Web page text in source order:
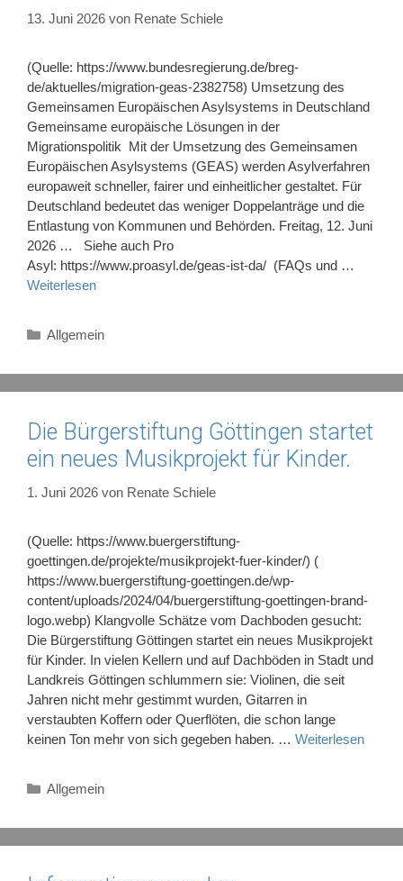
13. Juni 2026 von Renate Schiele
(Quelle: https://www.bundesregierung.de/breg-
de/aktuelles/migration-geas-2382758) Umsetzung des
Gemeinsamen Europäischen Asylsystems in Deutschland
Gemeinsame europäische Lösungen in der
Migrationspolitik Mit der Umsetzung des Gemeinsamen
Europäischen Asylsystems (GEAS) werden Asylverfahren
europaweit schneller, fairer und einheitlicher gestaltet. Für
Deutschland bedeutet das weniger Doppelanträge und die
Entlastung von Kommunen und Behörden. Freitag, 12. Juni
2026 … Siehe auch Pro
Asyl: https://www.proasyl.de/geas-ist-da/ (FAQs und …
Weiterlesen
Kategorien
Allgemein
Die Bürgerstiftung Göttingen startet
ein neues Musikprojekt für Kinder.
1. Juni 2026 von Renate Schiele
(Quelle: https://www.buergerstiftung-
goettingen.de/projekte/musikprojekt-fuer-kinder/) (
https://www.buergerstiftung-goettingen.de/wp-
content/uploads/2024/04/buergerstiftung-goettingen-brand-
logo.webp) Klangvolle Schätze vom Dachboden gesucht:
Die Bürgerstiftung Göttingen startet ein neues Musikprojekt
für Kinder. In vielen Kellern und auf Dachböden in Stadt und
Landkreis Göttingen schlummern sie: Violinen, die seit
Jahren nicht mehr gestimmt wurden, Gitarren in
verstaubten Koffern oder Querflöten, die schon lange
keinen Ton mehr von sich gegeben haben. … Weiterlesen
Kategorien
Allgemein